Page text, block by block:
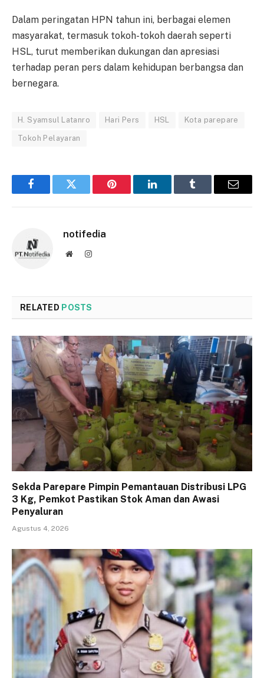
Dalam peringatan HPN tahun ini, berbagai elemen
masyarakat, termasuk tokoh-tokoh daerah seperti
HSL, turut memberikan dukungan dan apresiasi
terhadap peran pers dalam kehidupan berbangsa dan
bernegara.
H. Syamsul Latanro Hari Pers HSL Kota parepare
Tokoh Pelayaran
FacebookTwitter Pinterest LinkedInTumblr Email
notifedia
WebsiteInstagram
RELATED POSTS
Sekda Parepare Pimpin Pemantauan Distribusi LPG
3 Kg, Pemkot Pastikan Stok Aman dan Awasi
Penyaluran
Agustus 4, 2026